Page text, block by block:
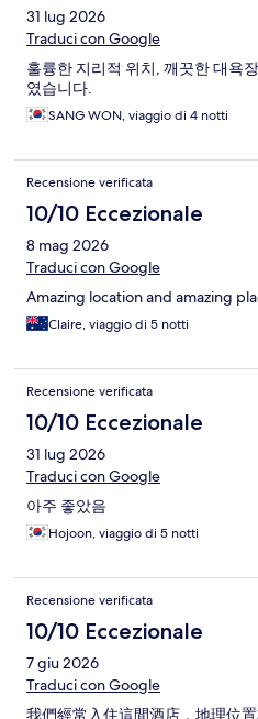
31 lug 2026
Traduci con Google
훌륭한 지리적 위치, 깨끗한 대욕
였습니다.
SANG WON, viaggio di 4 notti
Recensione verificata
10/10 Eccezionale
8 mag 2026
Traduci con Google
Amazing location and amazing
Claire, viaggio di 5 notti
Recensione verificata
10/10 Eccezionale
31 lug 2026
Traduci con Google
아주 좋았음
Hojoon, viaggio di 5 notti
Recensione verificata
10/10 Eccezionale
7 giu 2026
Traduci con Google
我們經常入住這間酒店，地理位